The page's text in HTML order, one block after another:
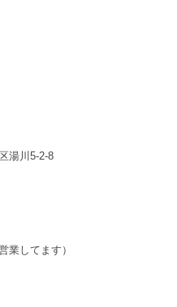
湯川5-2-8
業してます）